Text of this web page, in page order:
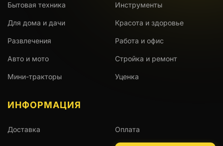
Бытовая техника Инструменты
Для дома и дачи Красота и здоровье
Развлечения Работа и офис
Авто и мото Стройка и ремонт
Мини-тракторы Уценка
ИНФОРМАЦИЯ
Доставка Оплата